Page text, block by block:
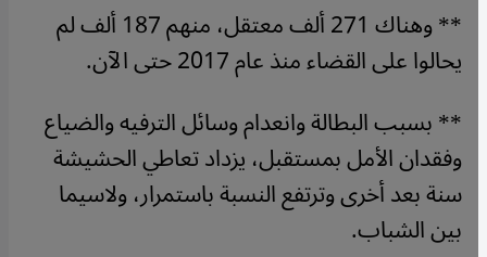
** وهناك 271 ألف معتقل، منهم 187 ألف لم
يحالوا على القضاء منذ عام 2017 حتى الآن.
** بسبب البطالة وانعدام وسائل الترفيه والضياع
وفقدان الأمل بمستقبل، يزداد تعاطي الحشيشة
سنة بعد أخرى وترتفع النسبة باستمرار، ولاسيما
بين الشباب.